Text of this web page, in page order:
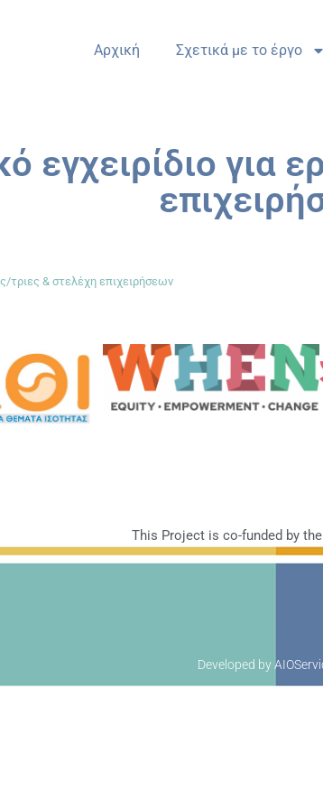
Αρχική Σχετικά με το έργο
εγχειρίδιο για
τριες & στελέχη επιχειρήσεων
This Project is co-funded by
Developed by